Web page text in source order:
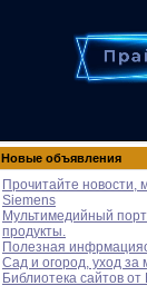
Новые объявления
Прочитайте новости,
Siemens
Мультимедийный
продукты.
Полезная
Сад и огород, уход за
Библиотека сайтов